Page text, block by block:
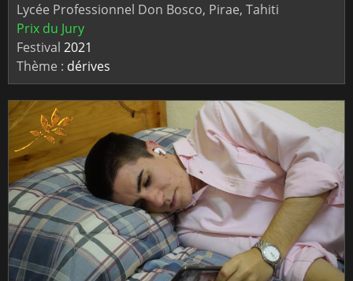
Lycée Professionnel Don Bosco, Pirae, Tahiti
Prix du Jury
Festival 2021
Thème : dérives